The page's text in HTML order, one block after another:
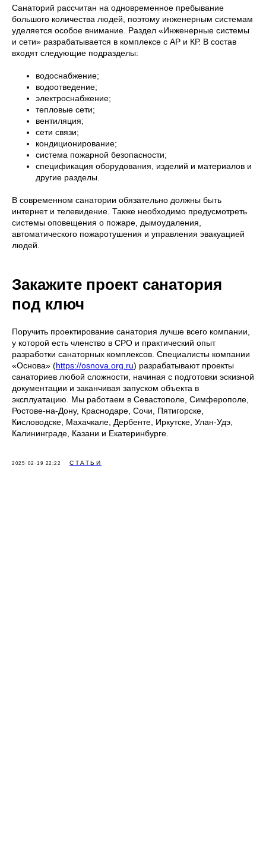
Санаторий рассчитан на одновременное пребывание
большого количества людей, поэтому инженерным системам
уделяется особое внимание. Раздел «Инженерные системы
и сети» разрабатывается в комплексе с АР и КР. В состав
входят следующие подразделы:
водоснабжение;
водоотведение;
электроснабжение;
тепловые сети;
вентиляция;
сети связи;
кондиционирование;
система пожарной безопасности;
спецификация оборудования, изделий и материалов и
другие разделы.
В современном санатории обязательно должны быть
интернет и телевидение. Также необходимо предусмотреть
системы оповещения о пожаре, дымоудаления,
автоматического пожаротушения и управления эвакуацией
людей.
Закажите проект санатория
под ключ
Поручить проектирование санатория лучше всего компании,
у которой есть членство в СРО и практический опыт
разработки санаторных комплексов. Специалисты компании
«Основа» (https://osnova.org.ru) разрабатывают проекты
санаториев любой сложности, начиная с подготовки эскизной
документации и заканчивая запуском объекта в
эксплуатацию. Мы работаем в Севастополе, Симферополе,
Ростове-на-Дону, Краснодаре, Сочи, Пятигорске,
Кисловодске, Махачкале, Дербенте, Иркутске, Улан-Удэ,
Калининграде, Казани и Екатеринбурге.
2025-02-19 22:22 СТАТЬИ